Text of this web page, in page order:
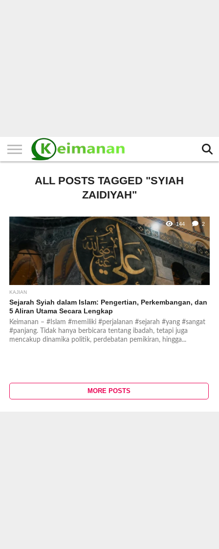
ALL POSTS TAGGED "SYIAH
ZAIDIYAH"
144 2
KAJIAN
Sejarah Syiah dalam Islam: Pengertian, Perkembangan, dan
5 Aliran Utama Secara Lengkap
Keimanan – #Islam #memiliki #perjalanan #sejarah #yang #sangat
#panjang. Tidak hanya berbicara tentang ibadah, tetapi juga
mencakup dinamika politik, perdebatan pemikiran, hingga...
MORE POSTS